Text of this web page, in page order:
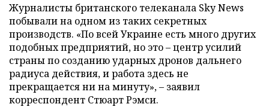
Журналисты британского телеканала Sky News
побывали на одном из таких секретных
производств. «По всей Украине есть много других
подобных предприятий, но это – центр усилий
страны по созданию ударных дронов дальнего
радиуса действия, и работа здесь не
прекращается ни на минуту», – заявил
корреспондент Стюарт Рэмси.